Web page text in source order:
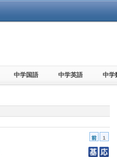
中学国語 中学英語 中学
前 1